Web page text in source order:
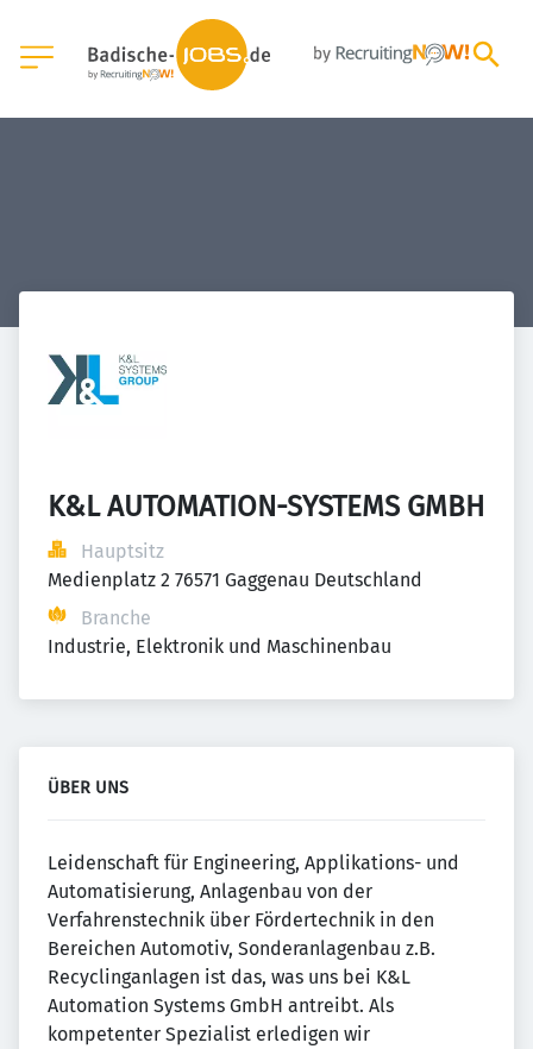
K&L AUTOMATION-SYSTEMS GMBH
Hauptsitz
Medienplatz 2 76571 Gaggenau Deutschland
Branche
Industrie, Elektronik und Maschinenbau
ÜBER UNS
Leidenschaft für Engineering, Applikations- und
Automatisierung, Anlagenbau von der
Verfahrenstechnik über Fördertechnik in den
Bereichen Automotiv, Sonderanlagenbau z.B.
Recyclinganlagen ist das, was uns bei K&L
Automation Systems GmbH antreibt. Als
kompetenter Spezialist erledigen wir